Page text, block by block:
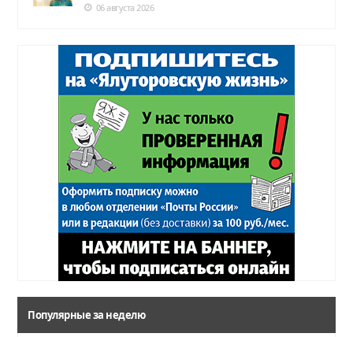
06 августа 2026
Популярные за неделю